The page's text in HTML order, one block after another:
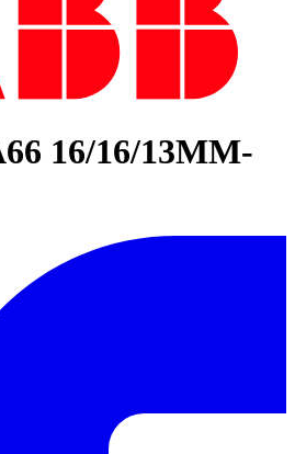
16/16/13MM-